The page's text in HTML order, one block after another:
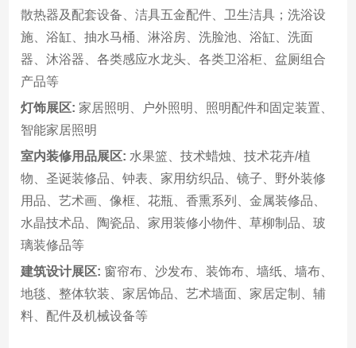
散热器及配套设备、洁具五金配件、卫生洁具；洗浴设
施、浴缸、抽水马桶、淋浴房、洗脸池、浴缸、洗面
器、沐浴器、各类感应水龙头、各类卫浴柜、盆厕组合
产品等
灯饰展区: 家居照明、户外照明、照明配件和固定装置、
智能家居照明
室内装修用品展区: 水果篮、技术蜡烛、技术花卉/植
物、圣诞装修品、钟表、家用纺织品、镜子、野外装修
用品、艺术画、像框、花瓶、香熏系列、金属装修品、
水晶技术品、陶瓷品、家用装修小物件、草柳制品、玻
璃装修品等
建筑设计展区: 窗帘布、沙发布、装饰布、墙纸、墙布、
地毯、整体软装、家居饰品、艺术墙面、家居定制、辅
料、配件及机械设备等